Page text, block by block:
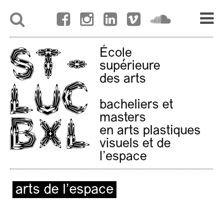
École
supérieure
des arts
bacheliers et
masters
en arts plastiques
visuels et de
l'espace
arts de l’espace